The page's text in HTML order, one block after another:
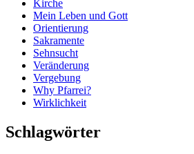
Kirche
Mein Leben und Gott
Orientierung
Sakramente
Sehnsucht
Veränderung
Vergebung
Why Pfarrei?
Wirklichkeit
Schlagwörter